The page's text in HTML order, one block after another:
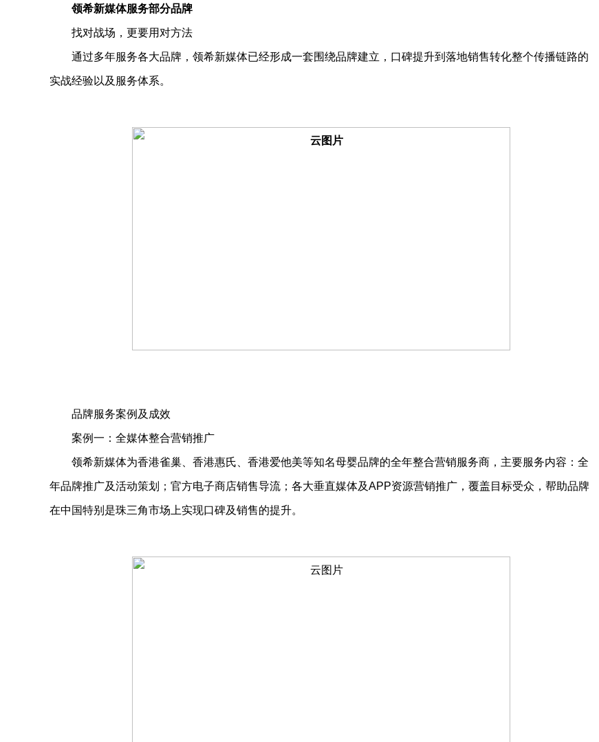
领希新媒体服务部分品牌
找对战场，更要用对方法
通过多年服务各大品牌，领希新媒体已经形成一套围绕品牌建立，口碑提升到落地销售转化整个传播链路的
实战经验以及服务体系。
品牌服务案例及成效
案例一：全媒体整合营销推广
领希新媒体为香港雀巢、香港惠氏、香港爱他美等知名母婴品牌的全年整合营销服务商，主要服务内容：全
年品牌推广及活动策划；官方电子商店销售导流；各大垂直媒体及APP资源营销推广，覆盖目标受众，帮助品牌
在中国特别是珠三角市场上实现口碑及销售的提升。